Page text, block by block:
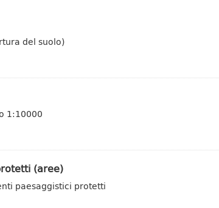
del suolo)
1:10000
(aree)
paesaggistici protetti